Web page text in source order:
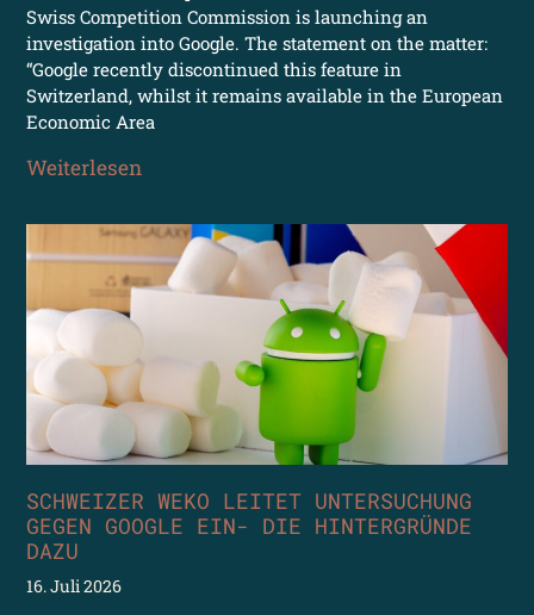
Swiss Competition Commission is launching an
investigation into Google. The statement on the matter:
“Google recently discontinued this feature in
Switzerland, whilst it remains available in the European
Economic Area
Weiterlesen
SCHWEIZER WEKO LEITET UNTERSUCHUNG
GEGEN GOOGLE EIN- DIE HINTERGRÜNDE
DAZU
16. Juli 2026